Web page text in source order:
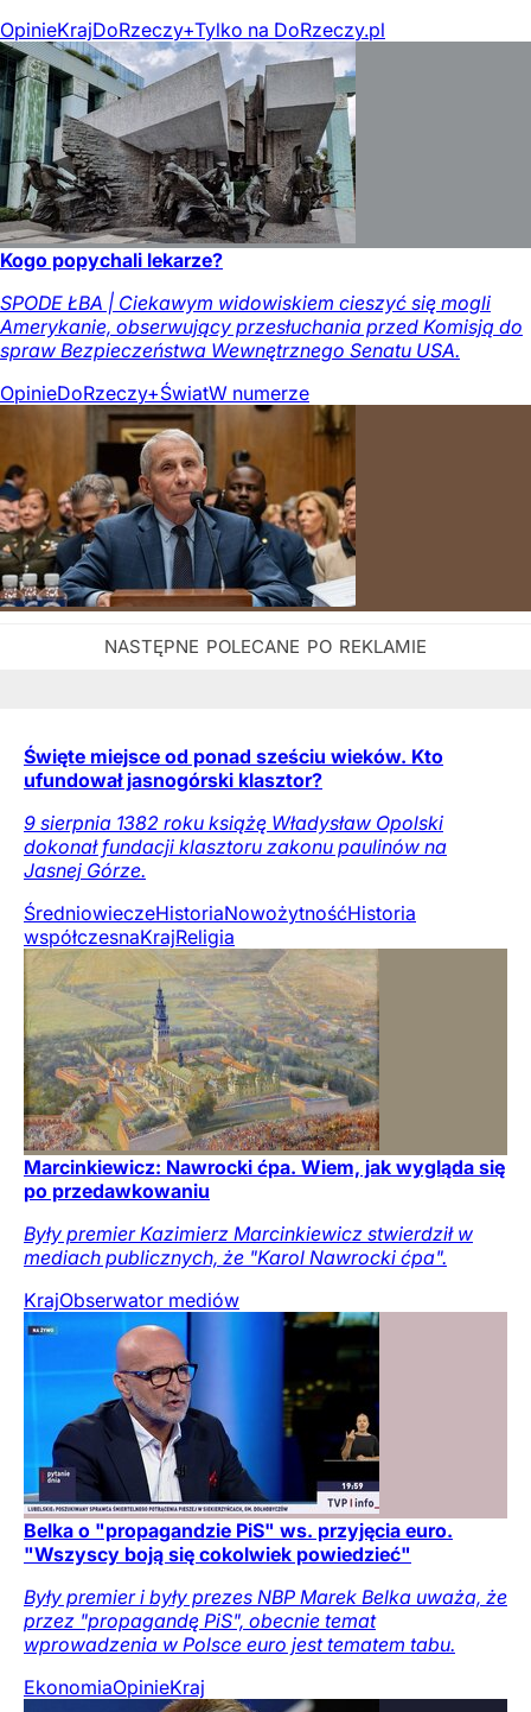
OpinieKrajDoRzeczy+Tylko na DoRzeczy.pl
Kogo popychali lekarze?
SPODE ŁBA | Ciekawym widowiskiem cieszyć się mogli
Amerykanie, obserwujący przesłuchania przed Komisją do
spraw Bezpieczeństwa Wewnętrznego Senatu USA.
OpinieDoRzeczy+ŚwiatW numerze
Święte miejsce od ponad sześciu wieków. Kto
ufundował jasnogórski klasztor?
9 sierpnia 1382 roku książę Władysław Opolski
dokonał fundacji klasztoru zakonu paulinów na
Jasnej Górze.
ŚredniowieczeHistoriaNowożytnośćHistoria
współczesnaKrajReligia
Marcinkiewicz: Nawrocki ćpa. Wiem, jak wygląda się
po przedawkowaniu
Były premier Kazimierz Marcinkiewicz stwierdził w
mediach publicznych, że "Karol Nawrocki ćpa".
KrajObserwator mediów
Belka o "propagandzie PiS" ws. przyjęcia euro.
"Wszyscy boją się cokolwiek powiedzieć"
Były premier i były prezes NBP Marek Belka uważa, że
przez "propagandę PiS", obecnie temat
wprowadzenia w Polsce euro jest tematem tabu.
EkonomiaOpinieKraj